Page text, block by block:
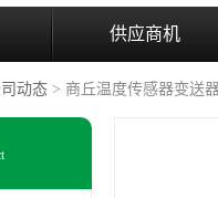
供应商机
动态 > 商丘温度传感器变送